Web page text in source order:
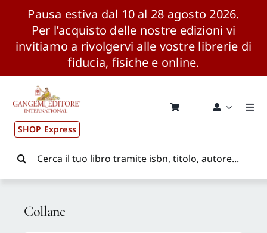
Pausa estiva dal 10 al 28 agosto 2026.
Per l’acquisto delle nostre edizioni vi
invitiamo a rivolgervi alle vostre librerie di
fiducia, fisiche e online.
contenuto
SHOP Express
Pubblicazioni
News ed Eventi
Distribuzione Wolrdwide
per:
Collane